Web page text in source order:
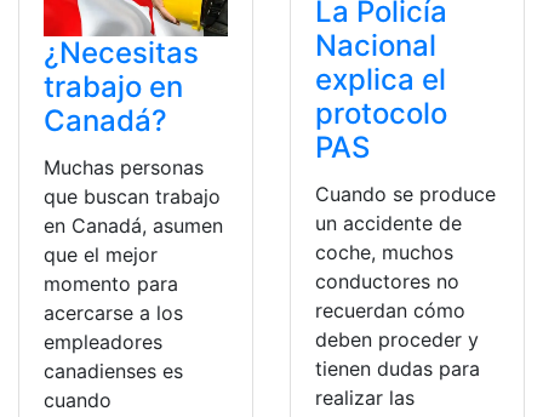
¿Necesitas
trabajo en
Canadá?
Muchas personas
que buscan trabajo
en Canadá, asumen
que el mejor
momento para
acercarse a los
empleadores
canadienses es
cuando
La Policía
Nacional
explica el
protocolo
PAS
Cuando se produce
un accidente de
coche, muchos
conductores no
recuerdan cómo
deben proceder y
tienen dudas para
realizar las